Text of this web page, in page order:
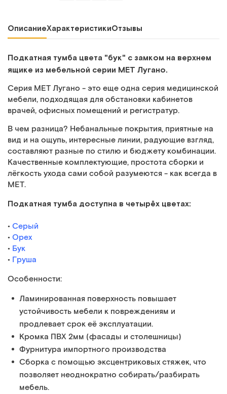
ОписаниеХарактеристикиОтзывы
Подкатная тумба цвета "бук" с замком на верхнем
ящике из мебельной серии МЕТ Лугано.
Серия МЕТ Лугано - это еще одна серия медицинской
мебели, подходящая для обстановки кабинетов
врачей, офисных помещений и регистратур.
В чем разница? Небанальные покрытия, приятные на
вид и на ощупь, интересные линии, радующие взгляд,
составляют разные по стилю и бюджету комбинации.
Качественные комплектующие, простота сборки и
лёгкость ухода сами собой разумеются - как всегда в
МЕТ.
Подкатная тумба доступна в четырёх цветах:
• Cерый
• Орех
• Бук
• Груша
Особенности:
Ламинированная поверхность повышает
устойчивость мебели к повреждениям и
продлевает срок её эксплуатации.
Кромка ПВХ 2мм (фасады и столешницы)
Фурнитура импортного производства
Сборка с помощью эксцентриковых стяжек, что
позволяет неоднократно собирать/разбирать
мебель.